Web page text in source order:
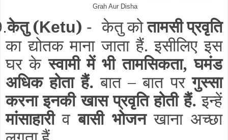
Grah Aur Disha
केतु (Ketu) -केतु कोतामसी प्रवृति
का द्योतक माना जाता हैं. इसीलिए इस
घर केस्वामी में भी तामसिकता, घमंड
अधिक होता हैं. बात – बात परगुस्सा
करना इनकी खास प्रवृति होती हैं. इन्हें
मांसाहारीवबासी भोजनखाना अच्छा